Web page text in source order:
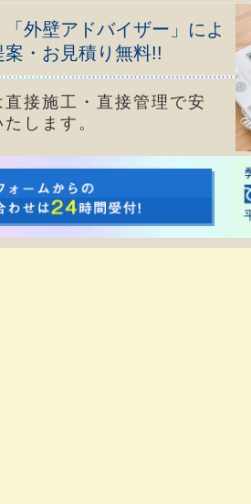
外壁アドバイザー」によ
・お見積り無料!!
接施工・直接管理で安
します。